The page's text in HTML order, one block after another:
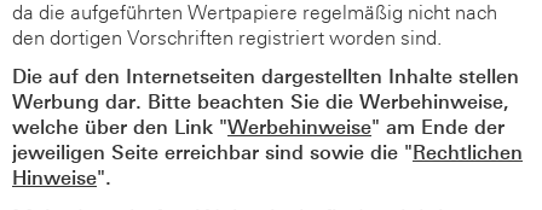
da die aufgeführten Wertpapiere regelmäßig nicht nach
den dortigen Vorschriften registriert worden sind.
Die auf den Internetseiten dargestellten Inhalte stellen
Werbung dar. Bitte beachten Sie die Werbehinweise,
welche über den Link "Werbehinweise" am Ende der
jeweiligen Seite erreichbar sind sowie die "Rechtlichen
Hinweise".